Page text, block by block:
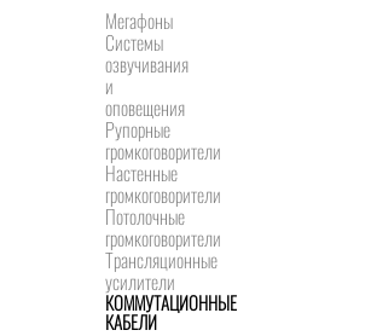
Мегафоны
Системы
озвучивания
и
оповещения
Рупорные
громкоговорители
Настенные
громкоговорители
Потолочные
громкоговорители
Трансляционные
усилители
КОММУТАЦИОННЫЕ
КАБЕЛИ